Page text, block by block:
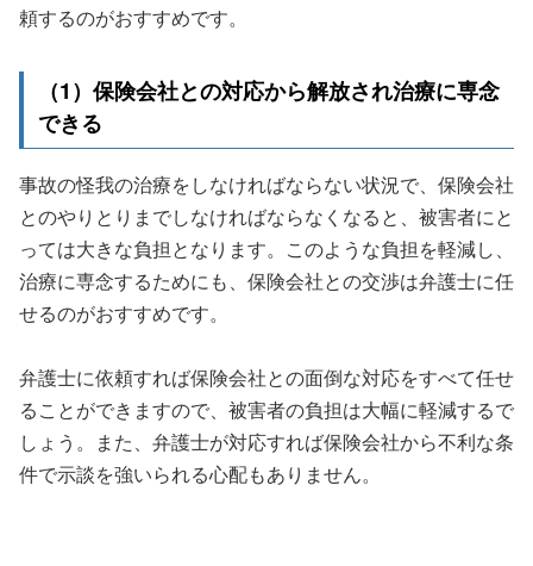
頼するのがおすすめです。
（1）保険会社との対応から解放され治療に専念
できる
事故の怪我の治療をしなければならない状況で、保険会社
とのやりとりまでしなければならなくなると、被害者にと
っては大きな負担となります。このような負担を軽減し、
治療に専念するためにも、保険会社との交渉は弁護士に任
せるのがおすすめです。
弁護士に依頼すれば保険会社との面倒な対応をすべて任せ
ることができますので、被害者の負担は大幅に軽減するで
しょう。また、弁護士が対応すれば保険会社から不利な条
件で示談を強いられる心配もありません。